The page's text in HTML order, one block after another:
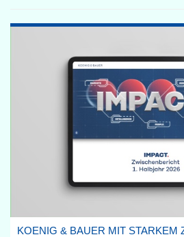
KOENIG & BAUER MIT STARKEM